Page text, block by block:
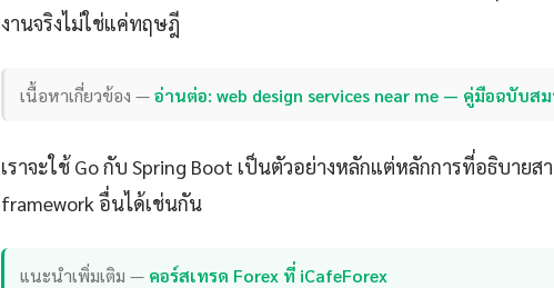
งานจริงไม่ใช่แค่ทฤษฎี
เนื้อหาเกี่ยวข้อง —อ่านต่อ: web design services near me — คู่มือฉบับส
เราจะใช้ Go กับ Spring Boot เป็นตัวอย่างหลักแต่หลักการที่อธิบาย
framework อื่นได้เช่นกัน
แนะนำเพิ่มเติม — คอร์สเทรด Forex ที่ iCafeForex